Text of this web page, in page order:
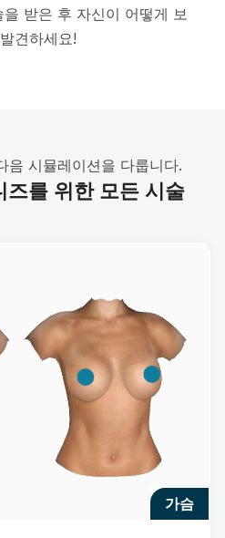
받은 후 자신이 어떻게 보
견하세요!
음 시뮬레이션을 다룹니다.
즈를 위한 모든 시술
가슴